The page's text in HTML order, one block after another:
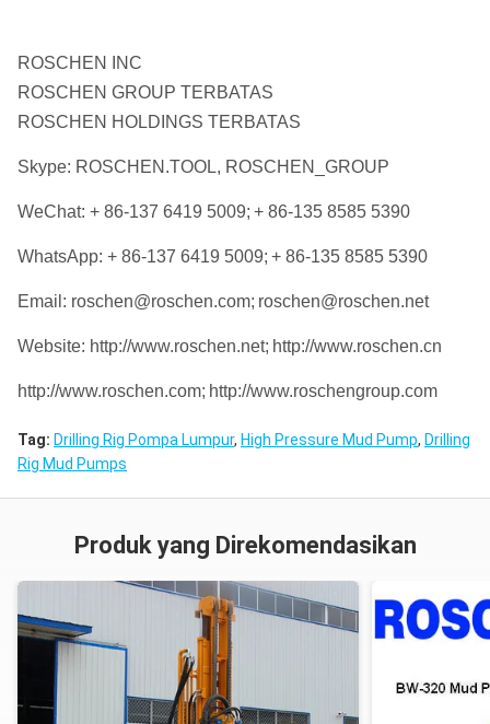
ROSCHEN INC
ROSCHEN GROUP TERBATAS
ROSCHEN HOLDINGS TERBATAS
Skype: ROSCHEN.TOOL, ROSCHEN_GROUP
WeChat: + 86-137 6419 5009; + 86-135 8585 5390
WhatsApp: + 86-137 6419 5009; + 86-135 8585 5390
Email: roschen@roschen.com; roschen@roschen.net
Website: http://www.roschen.net; http://www.roschen.cn
http://www.roschen.com; http://www.roschengroup.com
Tag: Drilling Rig Pompa Lumpur, High Pressure Mud Pump, Drilling
Rig Mud Pumps
Produk yang Direkomendasikan